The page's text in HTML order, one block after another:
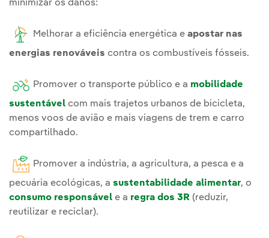
minimizar os danos:
Melhorar a eficiência energética e apostar nas
energias renováveis contra os combustíveis fósseis.
Promover o transporte público e a mobilidade
sustentável com mais trajetos urbanos de bicicleta,
menos voos de avião e mais viagens de trem e carro
compartilhado.
Promover a indústria, a agricultura, a pesca e a
pecuária ecológicas, a sustentabilidade alimentar, o
consumo responsável e a regra dos 3R (reduzir,
reutilizar e reciclar).